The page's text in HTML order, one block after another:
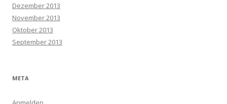
Dezember 2013
November 2013
Oktober 2013
September 2013
META